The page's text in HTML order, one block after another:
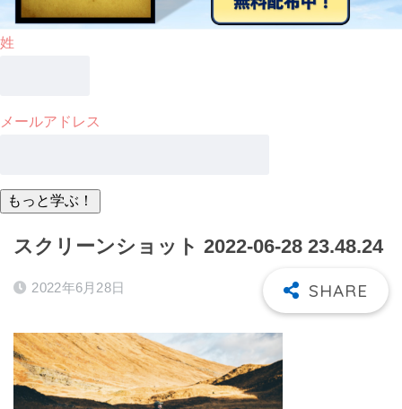
姓
メールアドレス
スクリーンショット 2022-06-28 23.48.24
2022年6月28日